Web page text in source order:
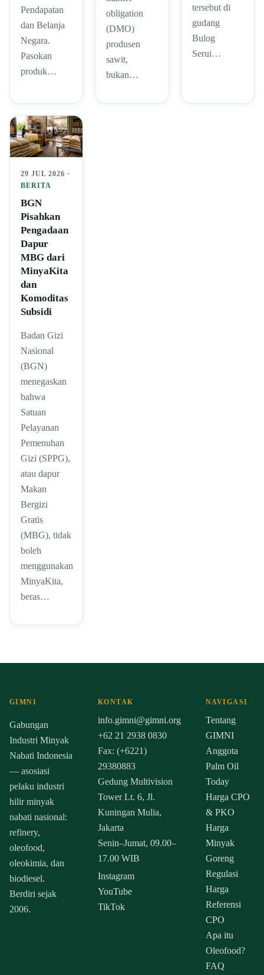
Pendapatan
dan Belanja
Negara.
Pasokan
produk…
obligation
(DMO)
produsen
sawit,
bukan…
tersebut di
gudang
Bulog
Serui…
29 JUL 2026 ·
BERITA
BGN
Pisahkan
Pengadaan
Dapur
MBG dari
MinyaKita
dan
Komoditas
Subsidi
Badan Gizi
Nasional
(BGN)
menegaskan
bahwa
Satuan
Pelayanan
Pemenuhan
Gizi (SPPG),
atau dapur
Makan
Bergizi
Gratis
(MBG), tidak
boleh
menggunakan
MinyaKita,
beras…
GIMNI
Gabungan
Industri Minyak
Nabati Indonesia
— asosiasi
pelaku industri
hilir minyak
nabati nasional:
refinery,
oleofood,
oleokimia, dan
biodiesel.
Berdiri sejak
2006.
KONTAK
info.gimni@gimni.org
+62 21 2938 0830
Fax: (+6221)
29380883
Gedung Multivision
Tower Lt. 6, Jl.
Kuningan Mulia,
Jakarta
Senin–Jumat, 09.00–
17.00 WIB
Instagram
YouTube
TikTok
NAVIGASI
Tentang
GIMNI
Anggota
Palm Oil
Today
Harga CPO
& PKO
Harga
Minyak
Goreng
Regulasi
Harga
Referensi
CPO
Apa itu
Oleofood?
FAQ